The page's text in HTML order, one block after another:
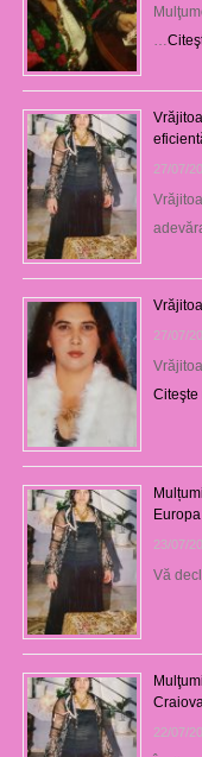
27/07/
27/07/
Citeşte
23/07/
Vă
Craiova
22/07/